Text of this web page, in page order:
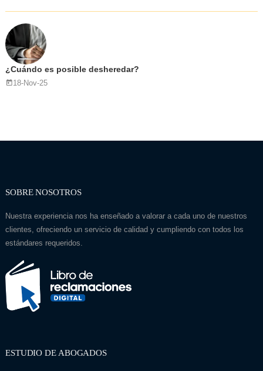
¿Cuándo es posible desheredar?
18-Nov-25
SOBRE NOSOTROS
Nuestra experiencia nos ha enseñado a valorar a cada uno de nuestros
clientes, ofreciendo un servicio de calidad y cumpliendo con todos los
estándares requeridos.
ESTUDIO DE ABOGADOS